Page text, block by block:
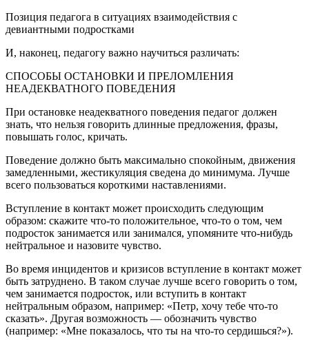
Позиция педагога в ситуациях взаимодействия с
девиантными подростками
И, наконец, педагогу важно научиться различать:
СПОСОБЫ ОСТАНОВКИ И ПРЕЛОМЛЕНИЯ
НЕАДЕКВАТНОГО ПОВЕДЕНИЯ
При остановке неадекватного поведения педагог должен
знать, что нельзя говорить длинные предложения, фразы,
повышать голос, кричать.
Поведение должно быть максимально спокойным, движения
замедленными, жестикуляция сведена до минимума. Лучше
всего пользоваться короткими наставлениями.
Вступление в контакт может происходить следующим
образом: скажите что-то положительное, что-то о том, чем
подросток занимается или занимался, упомяните что-нибудь
нейтральное и назовите чувство.
Во время инцидентов и кризисов вступление в контакт может
быть затруднено. В таком случае лучше всего говорить о том,
чем занимается подросток, или вступить в контакт
нейтральным образом, например: «Петр, хочу тебе что-то
сказать». Другая возможность — обозначить чувство
(например: «Мне показалось, что ты на что-то сердишься?»).